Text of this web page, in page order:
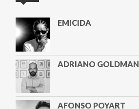
EMICIDA
ADRIANO GOLDMAN
AFONSO POYART